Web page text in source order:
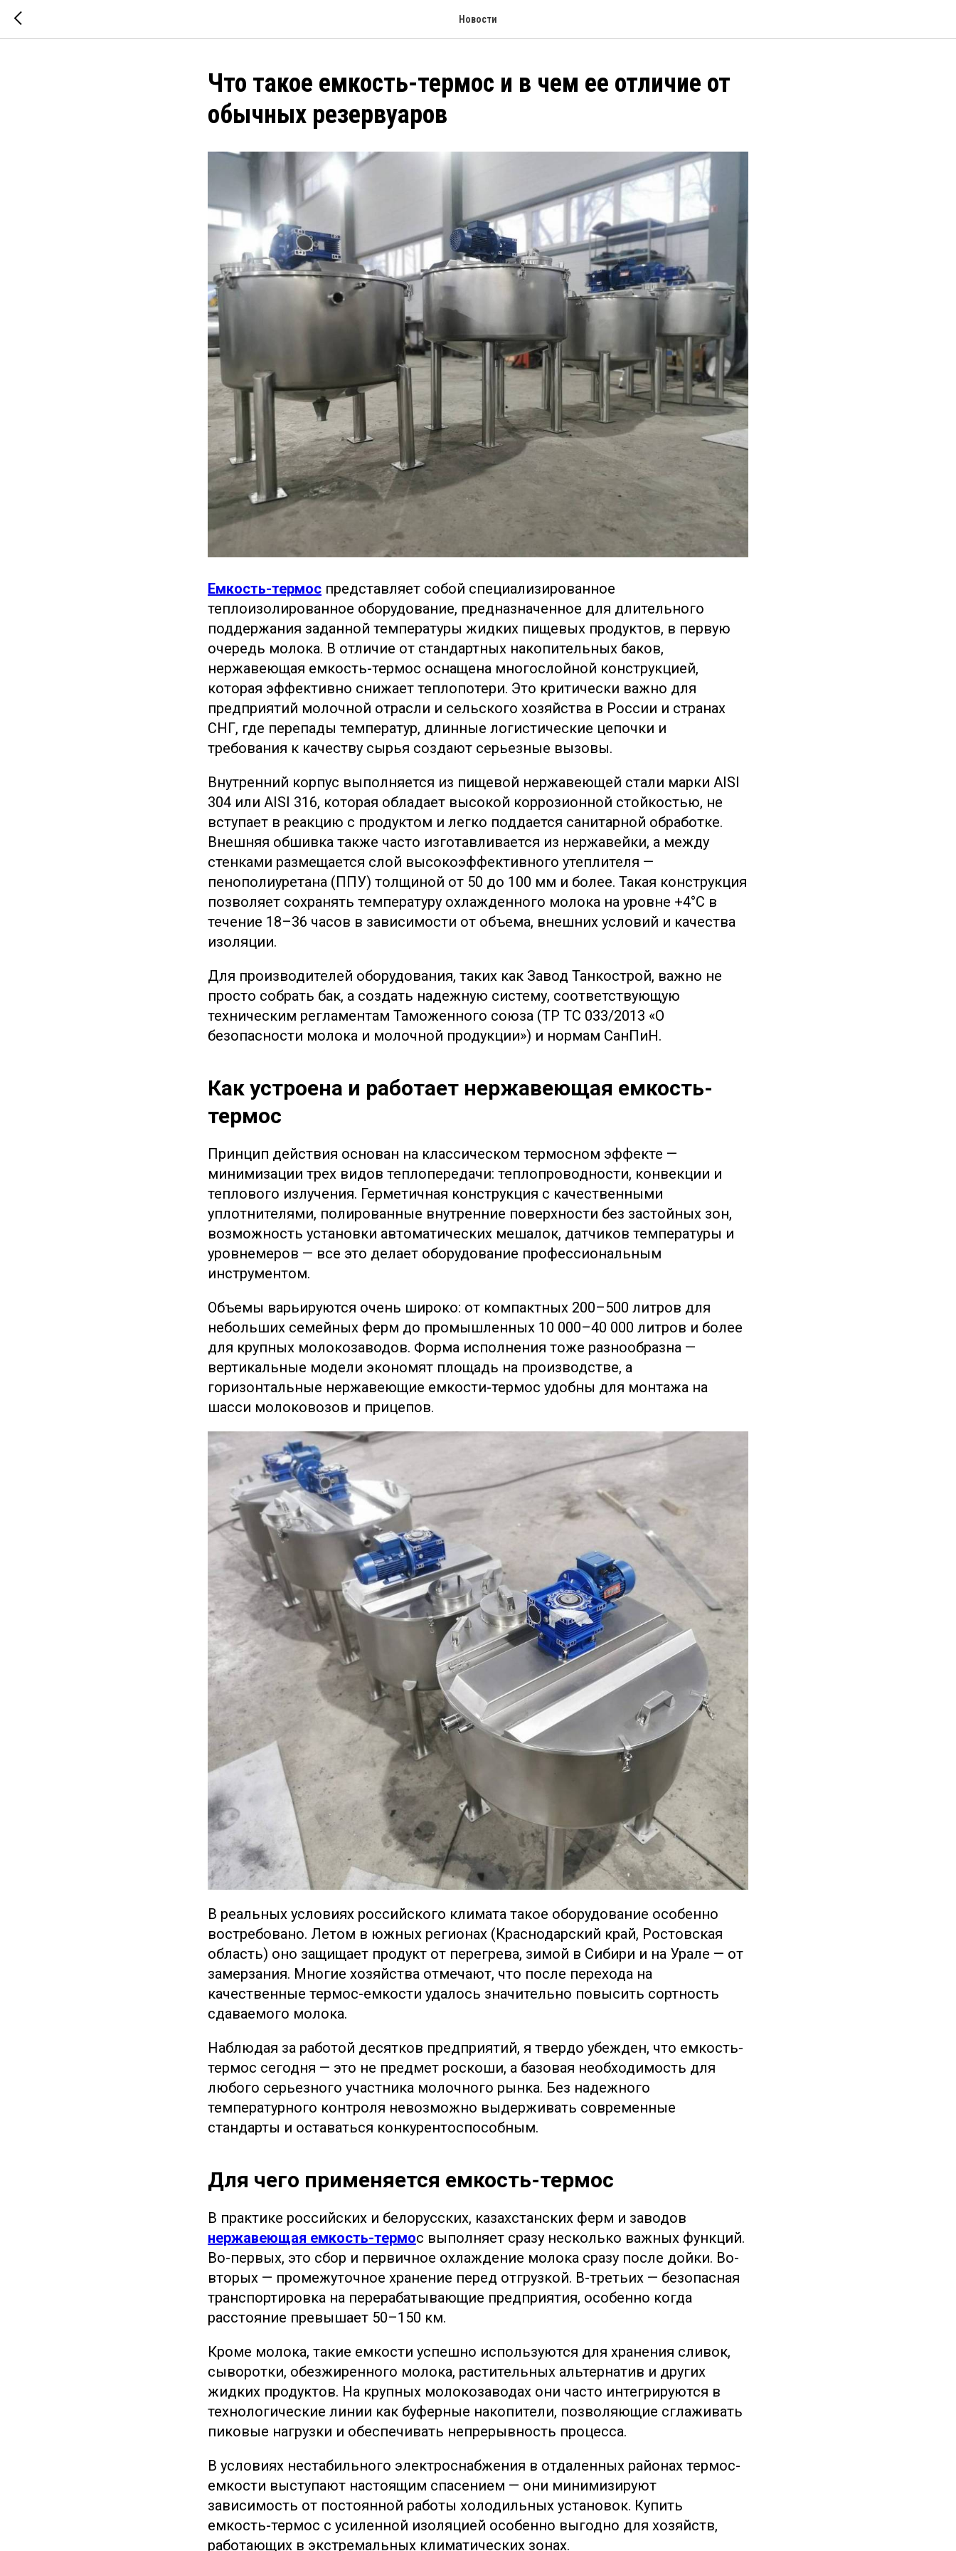
Новости
Что такое емкость-термос и в чем ее отличие от
обычных резервуаров
Емкость-термос представляет собой специализированное
теплоизолированное оборудование, предназначенное для длительного
поддержания заданной температуры жидких пищевых продуктов, в первую
очередь молока. В отличие от стандартных накопительных баков,
нержавеющая емкость-термос оснащена многослойной конструкцией,
которая эффективно снижает теплопотери. Это критически важно для
предприятий молочной отрасли и сельского хозяйства в России и странах
СНГ, где перепады температур, длинные логистические цепочки и
требования к качеству сырья создают серьезные вызовы.
Внутренний корпус выполняется из пищевой нержавеющей стали марки AISI
304 или AISI 316, которая обладает высокой коррозионной стойкостью, не
вступает в реакцию с продуктом и легко поддается санитарной обработке.
Внешняя обшивка также часто изготавливается из нержавейки, а между
стенками размещается слой высокоэффективного утеплителя —
пенополиуретана (ППУ) толщиной от 50 до 100 мм и более. Такая конструкция
позволяет сохранять температуру охлажденного молока на уровне +4°C в
течение 18–36 часов в зависимости от объема, внешних условий и качества
изоляции.
Для производителей оборудования, таких как Завод Танкострой, важно не
просто собрать бак, а создать надежную систему, соответствующую
техническим регламентам Таможенного союза (ТР ТС 033/2013 «О
безопасности молока и молочной продукции») и нормам СанПиН.
Как устроена и работает нержавеющая емкость-
термос
Принцип действия основан на классическом термосном эффекте —
минимизации трех видов теплопередачи: теплопроводности, конвекции и
теплового излучения. Герметичная конструкция с качественными
уплотнителями, полированные внутренние поверхности без застойных зон,
возможность установки автоматических мешалок, датчиков температуры и
уровнемеров — все это делает оборудование профессиональным
инструментом.
Объемы варьируются очень широко: от компактных 200–500 литров для
небольших семейных ферм до промышленных 10 000–40 000 литров и более
для крупных молокозаводов. Форма исполнения тоже разнообразна —
вертикальные модели экономят площадь на производстве, а
горизонтальные нержавеющие емкости-термос удобны для монтажа на
шасси молоковозов и прицепов.
В реальных условиях российского климата такое оборудование особенно
востребовано. Летом в южных регионах (Краснодарский край, Ростовская
область) оно защищает продукт от перегрева, зимой в Сибири и на Урале — от
замерзания. Многие хозяйства отмечают, что после перехода на
качественные термос-емкости удалось значительно повысить сортность
сдаваемого молока.
Наблюдая за работой десятков предприятий, я твердо убежден, что емкость-
термос сегодня — это не предмет роскоши, а базовая необходимость для
любого серьезного участника молочного рынка. Без надежного
температурного контроля невозможно выдерживать современные
стандарты и оставаться конкурентоспособным.
Для чего применяется емкость-термос
В практике российских и белорусских, казахстанских ферм и заводов
нержавеющая емкость-термос выполняет сразу несколько важных функций.
Во-первых, это сбор и первичное охлаждение молока сразу после дойки. Во-
вторых — промежуточное хранение перед отгрузкой. В-третьих — безопасная
транспортировка на перерабатывающие предприятия, особенно когда
расстояние превышает 50–150 км.
Кроме молока, такие емкости успешно используются для хранения сливок,
сыворотки, обезжиренного молока, растительных альтернатив и других
жидких продуктов. На крупных молокозаводах они часто интегрируются в
технологические линии как буферные накопители, позволяющие сглаживать
пиковые нагрузки и обеспечивать непрерывность процесса.
В условиях нестабильного электроснабжения в отдаленных районах термос-
емкости выступают настоящим спасением — они минимизируют
зависимость от постоянной работы холодильных установок. Купить
емкость-термос с усиленной изоляцией особенно выгодно для хозяйств,
работающих в экстремальных климатических зонах.